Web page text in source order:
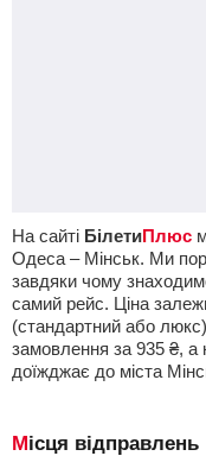
На сайті БілетиПлюс
Одеса – Мінськ. Ми
завдяки чому
самий рейс. Ціна
(стандартний або
замовлення за 935 ₴, а
доїжджає до міста
Місця відправлень